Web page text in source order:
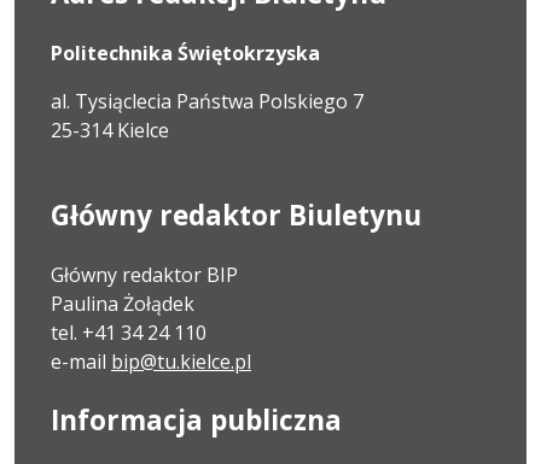
Politechnika Świętokrzyska
al. Tysiąclecia Państwa Polskiego 7
25-314 Kielce
Główny redaktor Biuletynu
Główny redaktor BIP
Paulina Żołądek
tel. +41 34 24 110
e-mail bip@tu.kielce.pl
Informacja publiczna